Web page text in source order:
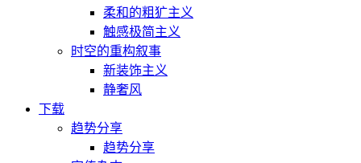
柔和的粗犷主义
触感极简主义
时空的重构叙事
新装饰主义
静奢风
下载
趋势分享
趋势分享